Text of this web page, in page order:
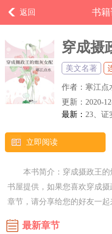
返回 书
穿成摄
美文名著
作者： 寒江点
更新： 2020-
最新： 23、证
立即阅读
本书简介：穿成摄政王
书屋提供，如果您喜欢穿成
章节，请分享给您的好友一起
最新章节